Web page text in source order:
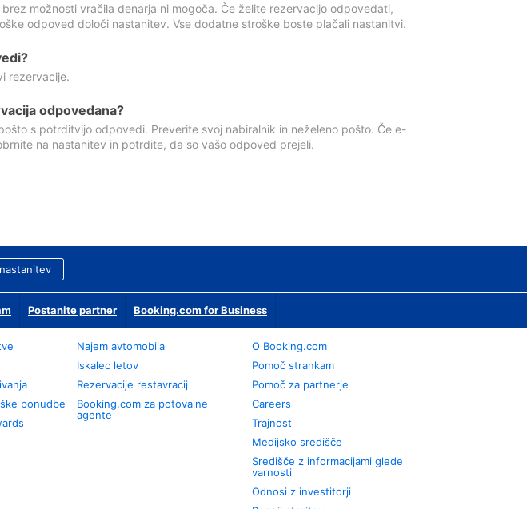
možnosti vračila denarja ni mogoča. Če želite rezervacijo odpovedati,
odpoved določi nastanitev. Vse dodatne stroške boste plačali nastanitvi.
rezervacije.
odpovedana?
s potrditvijo odpovedi. Preverite svoj nabiralnik in neželeno pošto. Če e-
na nastanitev in potrdite, da so vašo odpoved prejeli.
Postanite partner Booking.com for Business
ponudbe
Najem avtomobila
Iskalec letov
Rezervacije restavracij
Booking.com za potovalne
agente
O Booking.com
Pomoč strankam
Pomoč za partnerje
Careers
Trajnost
Medijsko središče
Središče z informacijami glede
varnosti
Odnosi z investitorji